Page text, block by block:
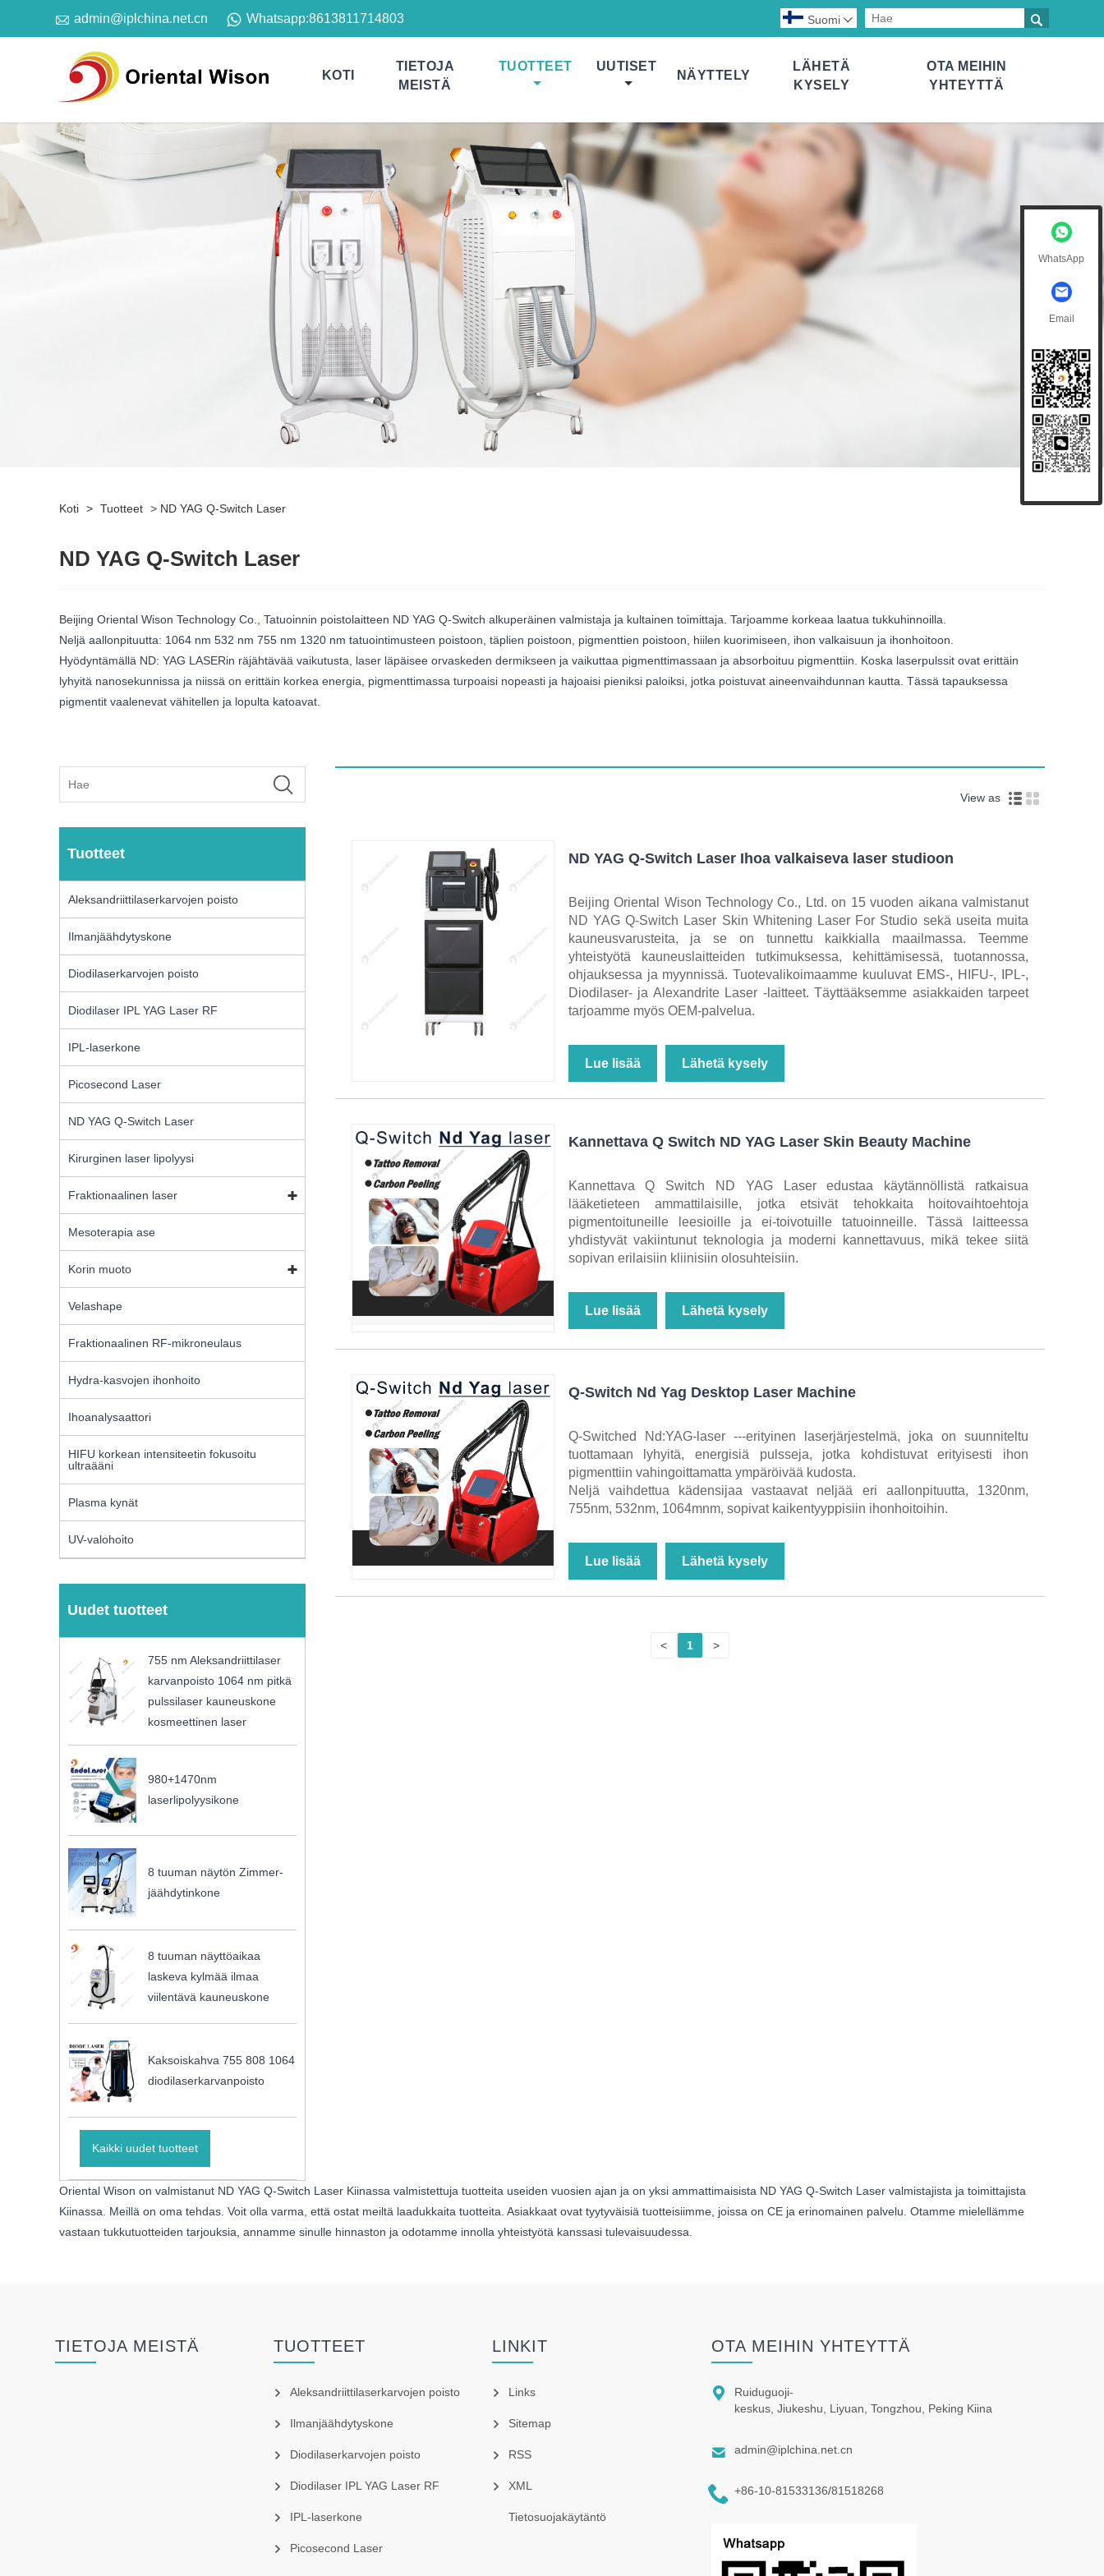
 admin@iplchina.net.cn Whatsapp:8613811714803 
Suomi 
KOTI
TIETOJA
MEISTÄ
TUOTTEET UUTISET
NÄYTTELY
LÄHETÄ
KYSELY
OTA MEIHIN
YHTEYTTÄ
Koti > Tuotteet > ND YAG Q-Switch Laser
ND YAG Q-Switch Laser
Beijing Oriental Wison Technology Co., Tatuoinnin poistolaitteen ND YAG Q-Switch alkuperäinen valmistaja ja kultainen toimittaja. Tarjoamme korkeaa laatua tukkuhinnoilla.
Neljä aallonpituutta: 1064 nm 532 nm 755 nm 1320 nm tatuointimusteen poistoon, täplien poistoon, pigmenttien poistoon, hiilen kuorimiseen, ihon valkaisuun ja ihonhoitoon.
Hyödyntämällä ND: YAG LASERin räjähtävää vaikutusta, laser läpäisee orvaskeden dermikseen ja vaikuttaa pigmenttimassaan ja absorboituu pigmenttiin. Koska laserpulssit ovat erittäin
lyhyitä nanosekunnissa ja niissä on erittäin korkea energia, pigmenttimassa turpoaisi nopeasti ja hajoaisi pieniksi paloiksi, jotka poistuvat aineenvaihdunnan kautta. Tässä tapauksessa
pigmentit vaalenevat vähitellen ja lopulta katoavat.
Tuotteet
Aleksandriittilaserkarvojen poisto
Ilmanjäähdytyskone
Diodilaserkarvojen poisto
Diodilaser IPL YAG Laser RF
IPL-laserkone
Picosecond Laser
ND YAG Q-Switch Laser
Kirurginen laser lipolyysi
Fraktionaalinen laser
Mesoterapia ase
Korin muoto
Velashape
Fraktionaalinen RF-mikroneulaus
Hydra-kasvojen ihonhoito
Ihoanalysaattori
HIFU korkean intensiteetin fokusoitu
ultraääni
Plasma kynät
UV-valohoito
Uudet tuotteet
755 nm Aleksandriittilaser
karvanpoisto 1064 nm pitkä
pulssilaser kauneuskone
kosmeettinen laser
980+1470nm
laserlipolyysikone
8 tuuman näytön Zimmer-
jäähdytinkone
8 tuuman näyttöaikaa
laskeva kylmää ilmaa
viilentävä kauneuskone
Kaksoiskahva 755 808 1064
diodilaserkarvanpoisto
Kaikki uudet tuotteet
View as
ND YAG Q-Switch Laser Ihoa valkaiseva laser studioon
Beijing Oriental Wison Technology Co., Ltd. on 15 vuoden aikana valmistanut
ND YAG Q-Switch Laser Skin Whitening Laser For Studio sekä useita muita
kauneusvarusteita, ja se on tunnettu kaikkialla maailmassa. Teemme
yhteistyötä kauneuslaitteiden tutkimuksessa, kehittämisessä, tuotannossa,
ohjauksessa ja myynnissä. Tuotevalikoimaamme kuuluvat EMS-, HIFU-, IPL-,
Diodilaser- ja Alexandrite Laser -laitteet. Täyttääksemme asiakkaiden tarpeet
tarjoamme myös OEM-palvelua.
Lue lisää Lähetä kysely
Kannettava Q Switch ND YAG Laser Skin Beauty Machine
Kannettava Q Switch ND YAG Laser edustaa käytännöllistä ratkaisua
lääketieteen ammattilaisille, jotka etsivät tehokkaita hoitovaihtoehtoja
pigmentoituneille leesioille ja ei-toivotuille tatuoinneille. Tässä laitteessa
yhdistyvät vakiintunut teknologia ja moderni kannettavuus, mikä tekee siitä
sopivan erilaisiin kliinisiin olosuhteisiin.
Lue lisää Lähetä kysely
Q-Switch Nd Yag Desktop Laser Machine
Q-Switched Nd:YAG-laser ---erityinen laserjärjestelmä, joka on suunniteltu
tuottamaan lyhyitä, energisiä pulsseja, jotka kohdistuvat erityisesti ihon
pigmenttiin vahingoittamatta ympäröivää kudosta.
Neljä vaihdettua kädensijaa vastaavat neljää eri aallonpituutta, 1320nm,
755nm, 532nm, 1064mnm, sopivat kaikentyyppisiin ihonhoitoihin.
Lue lisää Lähetä kysely
< 1 >
Oriental Wison on valmistanut ND YAG Q-Switch Laser Kiinassa valmistettuja tuotteita useiden vuosien ajan ja on yksi ammattimaisista ND YAG Q-Switch Laser valmistajista ja toimittajista
Kiinassa. Meillä on oma tehdas. Voit olla varma, että ostat meiltä laadukkaita tuotteita. Asiakkaat ovat tyytyväisiä tuotteisiimme, joissa on CE ja erinomainen palvelu. Otamme mielellämme
vastaan ​​tukkutuotteiden tarjouksia, annamme sinulle hinnaston ja odotamme innolla yhteistyötä kanssasi tulevaisuudessa.
WhatsApp
Email
TIETOJA MEISTÄ TUOTTEET
Aleksandriittilaserkarvojen poisto
Ilmanjäähdytyskone
Diodilaserkarvojen poisto
Diodilaser IPL YAG Laser RF
IPL-laserkone
Picosecond Laser
LINKIT
Links
Sitemap
RSS
XML
Tietosuojakäytäntö
OTA MEIHIN YHTEYTTÄ

Ruiduguoji-
keskus, Jiukeshu, Liyuan, Tongzhou, Peking Kiina
 admin@iplchina.net.cn
 +86-10-81533136/81518268